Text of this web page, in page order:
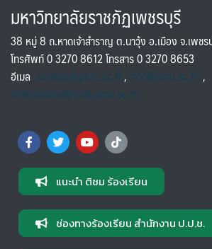
มหาวิทยาลัยราชภัฏเพชรบุรี
38 หมู่ 8 ถ.หาดเจ้าสำราญ ต.นาวุ้ง อ.เมือง จ.เพช
โทรศัพท์ 0 3270 8612 โทรสาร 0 3270 8653
อีเมล saraban@pbru.ac.th, info@pbru.ac.th,
international@mail.pbru.ac.th
แนะนำ ติชม ร้องเรียน
ช่องทางร้องเรียน สำนักงาน ป.ป.ช.